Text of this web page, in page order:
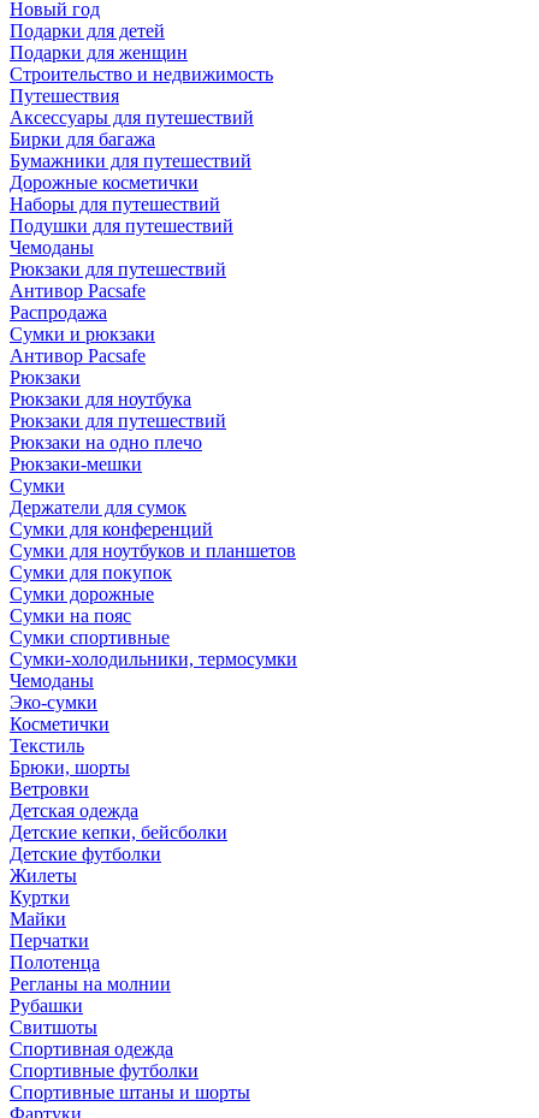
Новый год
Подарки для детей
Подарки для женщин
Строительство и недвижимость
Путешествия
Аксессуары для путешествий
Бирки для багажа
Бумажники для путешествий
Дорожные косметички
Наборы для путешествий
Подушки для путешествий
Чемоданы
Рюкзаки для путешествий
Антивор Pacsafe
Распродажа
Сумки и рюкзаки
Антивор Pacsafe
Рюкзаки
Рюкзаки для ноутбука
Рюкзаки для путешествий
Рюкзаки на одно плечо
Рюкзаки-мешки
Сумки
Держатели для сумок
Сумки для конференций
Сумки для ноутбуков и планшетов
Сумки для покупок
Сумки дорожные
Сумки на пояс
Сумки спортивные
Сумки-холодильники, термосумки
Чемоданы
Эко-сумки
Косметички
Текстиль
Брюки, шорты
Ветровки
Детская одежда
Детские кепки, бейсболки
Детские футболки
Жилеты
Куртки
Майки
Перчатки
Полотенца
Регланы на молнии
Рубашки
Свитшоты
Спортивная одежда
Спортивные футболки
Спортивные штаны и шорты
Фартуки